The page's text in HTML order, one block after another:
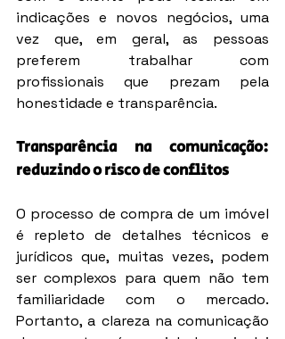
indicações e novos negócios, uma
vez que, em geral, as pessoas
preferem trabalhar com
profissionais que prezam pela
honestidade e transparência.
Transparência na comunicação:
reduzindo o risco de conflitos
O processo de compra de um imóvel
é repleto de detalhes técnicos e
jurídicos que, muitas vezes, podem
ser complexos para quem não tem
familiaridade com o mercado.
Portanto, a clareza na comunicação